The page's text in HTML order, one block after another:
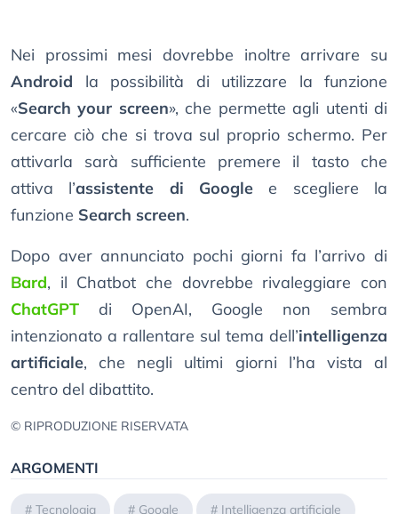
Nei prossimi mesi dovrebbe inoltre arrivare su
Android la possibilità di utilizzare la funzione
«Search your screen», che permette agli utenti di
cercare ciò che si trova sul proprio schermo. Per
attivarla sarà sufficiente premere il tasto che
attiva l’assistente di Google e scegliere la
funzione Search screen.
Dopo aver annunciato pochi giorni fa l’arrivo di
Bard, il Chatbot che dovrebbe rivaleggiare con
ChatGPT di OpenAI, Google non sembra
intenzionato a rallentare sul tema dell’intelligenza
artificiale, che negli ultimi giorni l’ha vista al
centro del dibattito.
© RIPRODUZIONE RISERVATA
ARGOMENTI
# Tecnologia # Google # Intelligenza artificiale